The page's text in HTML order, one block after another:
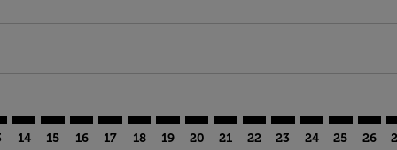
14 15 16 17 18 19 20 21 22 23 24 25 26